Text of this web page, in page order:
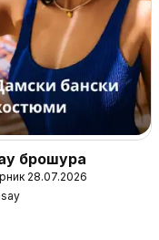
брошура
28.07.2026